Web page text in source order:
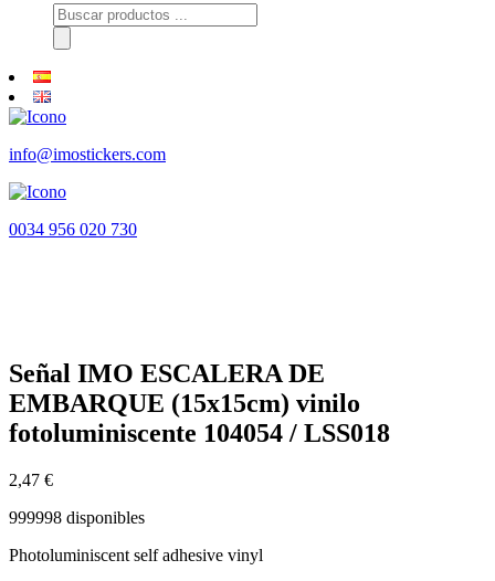
Búsqueda
de
productos
info@imostickers.com
0034 956 020 730
Señal IMO ESCALERA DE
EMBARQUE (15x15cm) vinilo
fotoluminiscente 104054 / LSS018
2,47 €
999998 disponibles
Photoluminiscent self adhesive vinyl